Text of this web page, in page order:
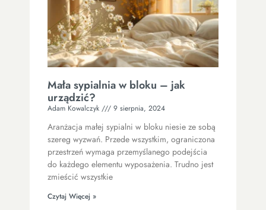
Mała sypialnia w bloku – jak
urządzić?
Adam Kowalczyk 9 sierpnia, 2024
Aranżacja małej sypialni w bloku niesie ze sobą
szereg wyzwań. Przede wszystkim, ograniczona
przestrzeń wymaga przemyślanego podejścia
do każdego elementu wyposażenia. Trudno jest
zmieścić wszystkie
Czytaj Więcej »